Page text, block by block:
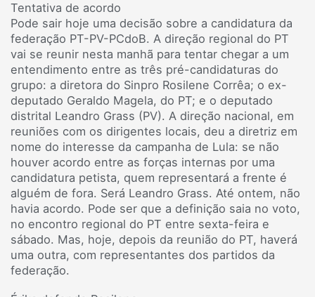
Tentativa de acordo
Pode sair hoje uma decisão sobre a candidatura da
federação PT-PV-PCdoB. A direção regional do PT
vai se reunir nesta manhã para tentar chegar a um
entendimento entre as três pré-candidaturas do
grupo: a diretora do Sinpro Rosilene Corrêa; o ex-
deputado Geraldo Magela, do PT; e o deputado
distrital Leandro Grass (PV). A direção nacional, em
reuniões com os dirigentes locais, deu a diretriz em
nome do interesse da campanha de Lula: se não
houver acordo entre as forças internas por uma
candidatura petista, quem representará a frente é
alguém de fora. Será Leandro Grass. Até ontem, não
havia acordo. Pode ser que a definição saia no voto,
no encontro regional do PT entre sexta-feira e
sábado. Mas, hoje, depois da reunião do PT, haverá
uma outra, com representantes dos partidos da
federação.